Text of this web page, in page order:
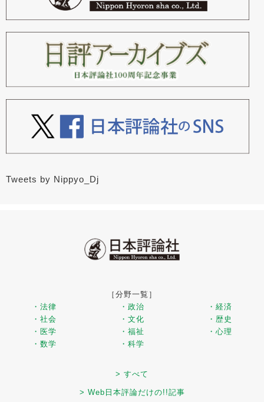
Tweets by Nippyo_Dj
［分野一覧］
・法律
・政治
・経済
・社会
・文化
・歴史
・医学
・福祉
・心理
・数学
・科学
> すべて
> Web日本評論だけの!!記事